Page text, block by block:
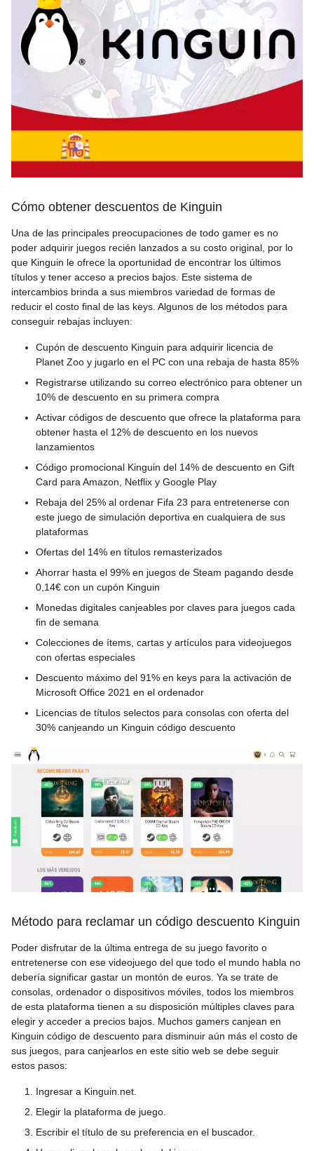
Cómo obtener descuentos de Kinguin
Una de las principales preocupaciones de todo gamer es no
poder adquirir juegos recién lanzados a su costo original, por lo
que Kinguin le ofrece la oportunidad de encontrar los últimos
títulos y tener acceso a precios bajos. Este sistema de
intercambios brinda a sus miembros variedad de formas de
reducir el costo final de las keys. Algunos de los métodos para
conseguir rebajas incluyen:
Cupón de descuento Kinguin para adquirir licencia de
Planet Zoo y jugarlo en el PC con una rebaja de hasta 85%
Registrarse utilizando su correo electrónico para obtener un
10% de descuento en su primera compra
Activar códigos de descuento que ofrece la plataforma para
obtener hasta el 12% de descuento en los nuevos
lanzamientos
Código promocional Kinguin del 14% de descuento en Gift
Card para Amazon, Netflix y Google Play
Rebaja del 25% al ordenar Fifa 23 para entretenerse con
este juego de simulación deportiva en cualquiera de sus
plataformas
Ofertas del 14% en títulos remasterizados
Ahorrar hasta el 99% en juegos de Steam pagando desde
0,14€ con un cupón Kinguin
Monedas digitales canjeables por claves para juegos cada
fin de semana
Colecciones de ítems, cartas y artículos para videojuegos
con ofertas especiales
Descuento máximo del 91% en keys para la activación de
Microsoft Office 2021 en el ordenador
Licencias de títulos selectos para consolas con oferta del
30% canjeando un Kinguin código descuento
Método para reclamar un código descuento Kinguin
Poder disfrutar de la última entrega de su juego favorito o
entretenerse con ese videojuego del que todo el mundo habla no
debería significar gastar un montón de euros. Ya se trate de
consolas, ordenador o dispositivos móviles, todos los miembros
de esta plataforma tienen a su disposición múltiples claves para
elegir y acceder a precios bajos. Muchos gamers canjean en
Kinguin código de descuento para disminuir aún más el costo de
sus juegos, para canjearlos en este sitio web se debe seguir
estos pasos:
Ingresar a Kinguin.net.
Elegir la plataforma de juego.
Escribir el título de su preferencia en el buscador.